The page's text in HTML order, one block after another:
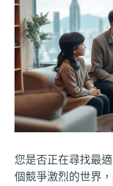
您是否正在尋找最
個競爭激烈的世界